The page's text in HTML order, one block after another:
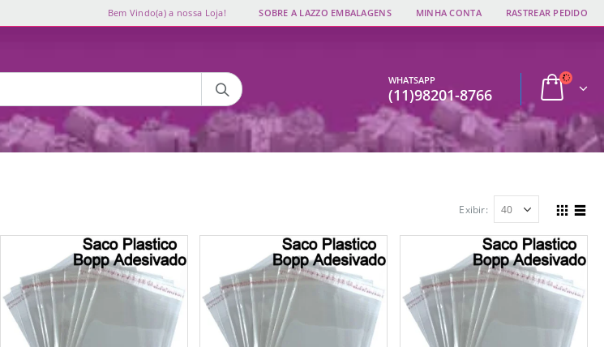
Bem Vindo(a) a nossa Loja! SOBRE A LAZZO EMBALAGENS MINHA CONTA RASTREAR PEDIDO
WHATSAPP
(11)98201-8766
Exibir: